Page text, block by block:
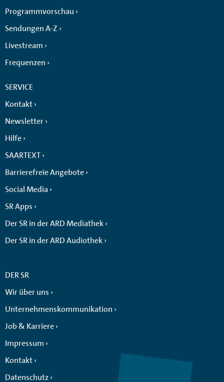
Programmvorschau
Sendungen A-Z
Livestream
Frequenzen
SERVICE
Kontakt
Newsletter
Hilfe
SAARTEXT
Barrierefreie Angebote
Social Media
SR Apps
Der SR in der ARD Mediathek
Der SR in der ARD Audiothek
DER SR
Wir über uns
Unternehmenskommunikation
Job & Karriere
Impressum
Kontakt
Datenschutz